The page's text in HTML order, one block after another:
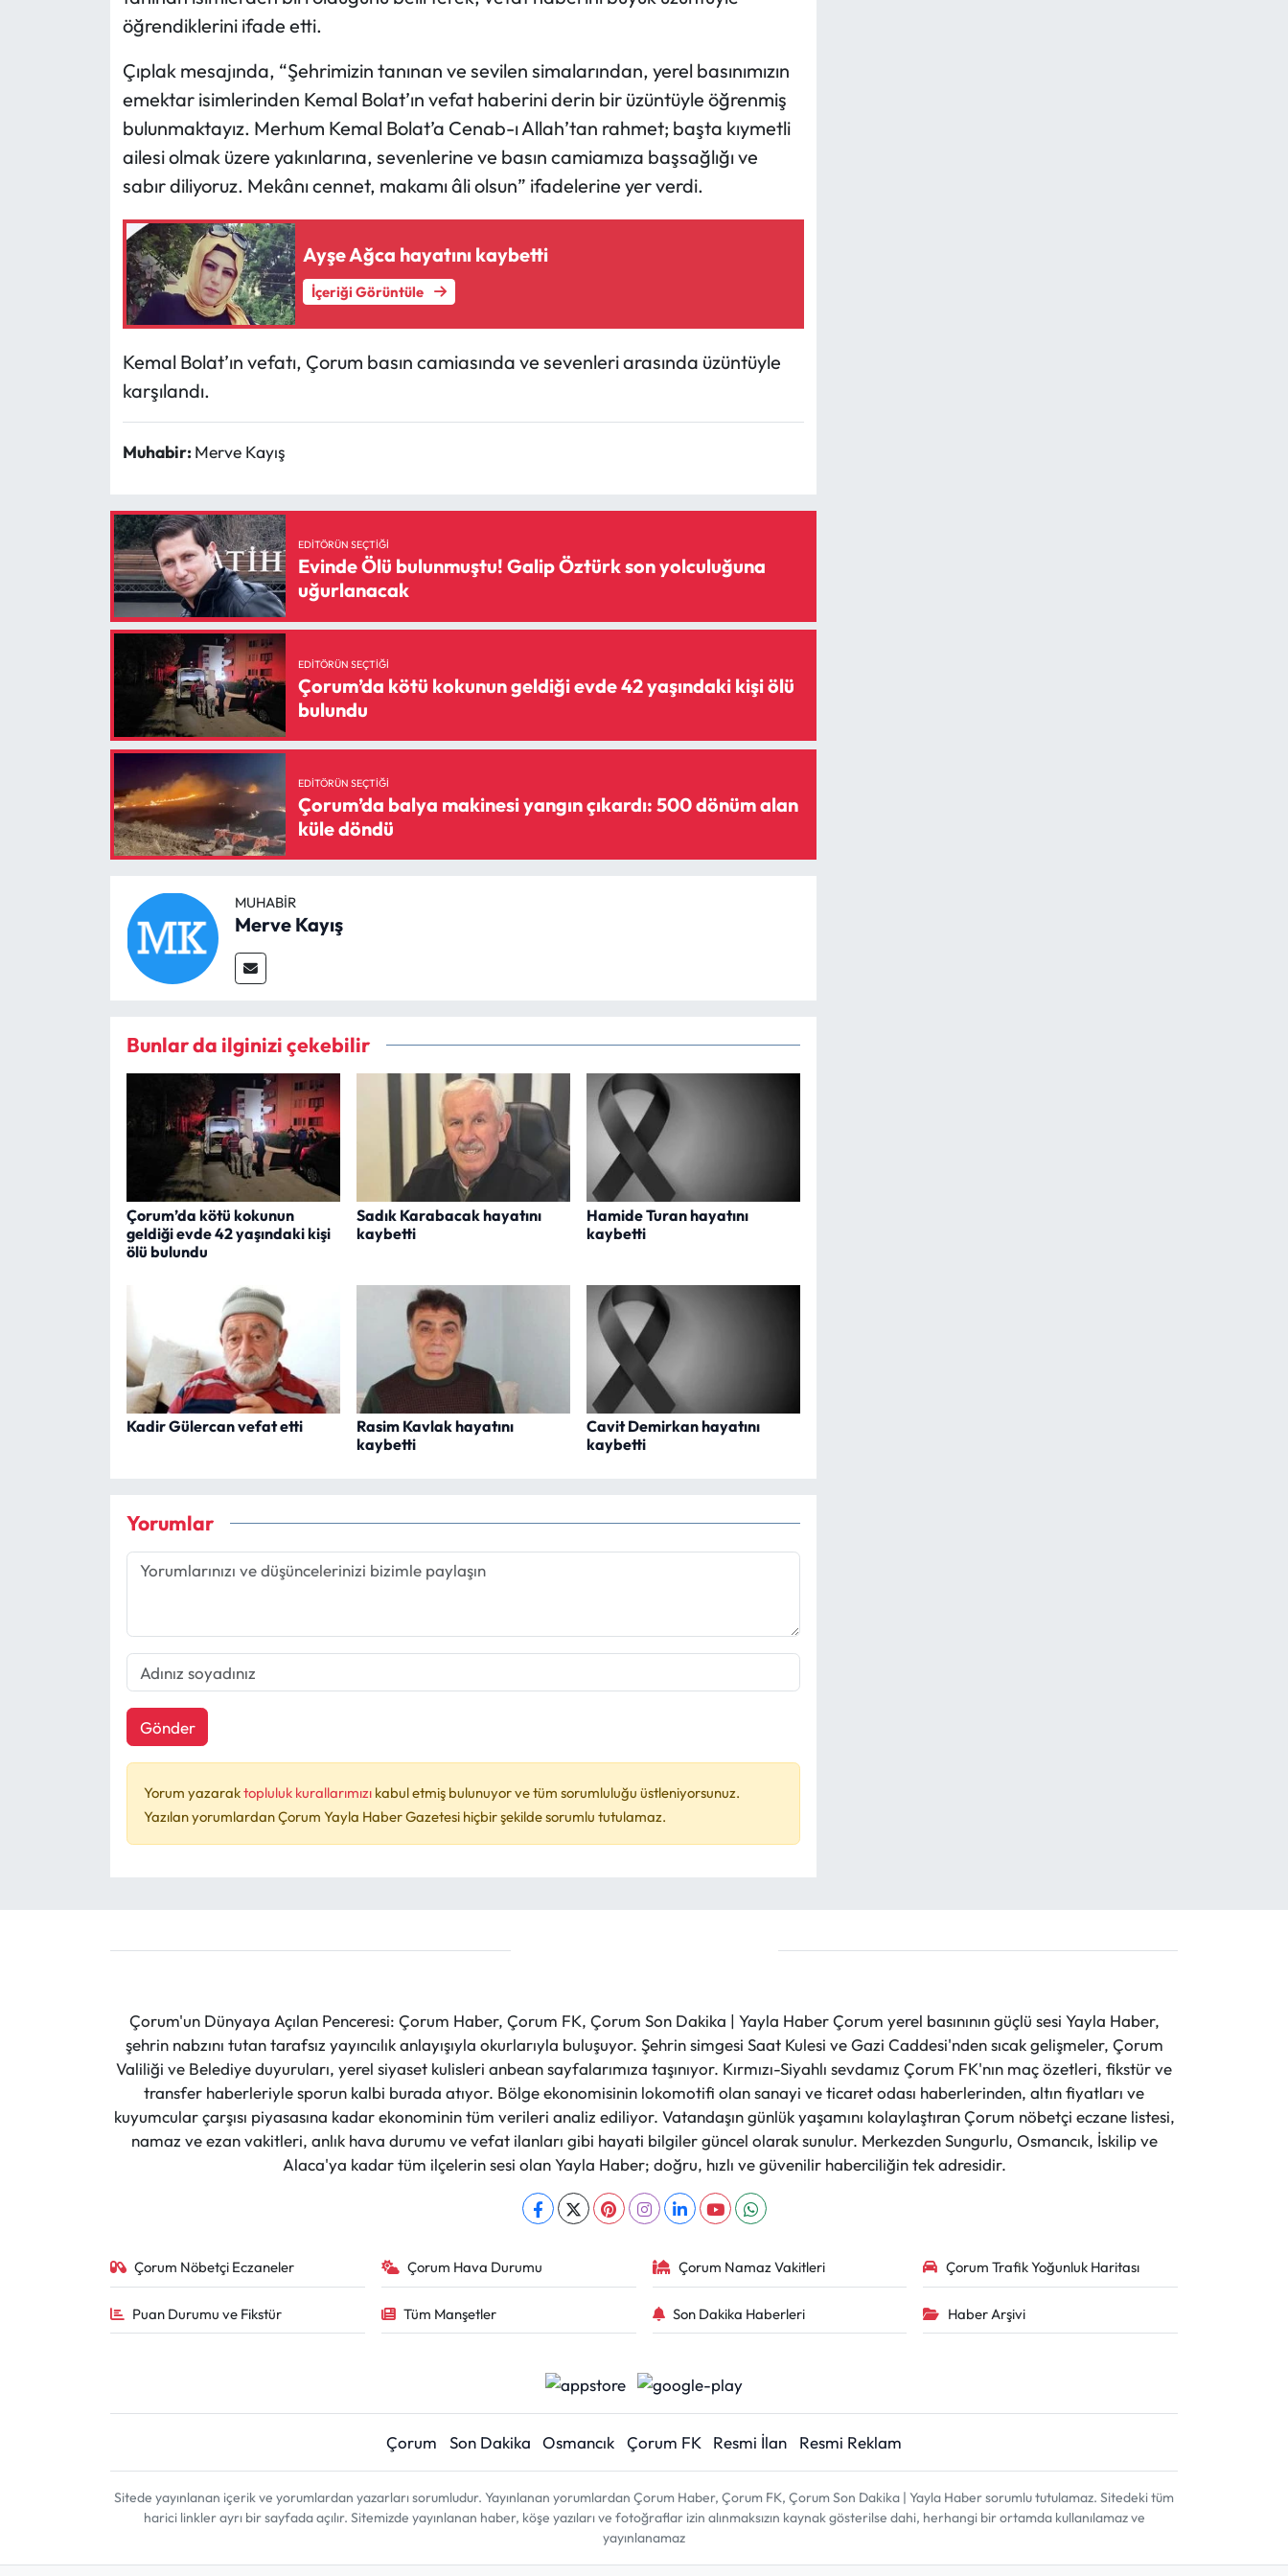
öğrendiklerini ifade etti.
Çıplak mesajında, “Şehrimizin tanınan ve sevilen simalarından, yerel basınımızın
emektar isimlerinden Kemal Bolat’ın vefat haberini derin bir üzüntüyle öğrenmiş
bulunmaktayız. Merhum Kemal Bolat’a Cenab-ı Allah’tan rahmet; başta kıymetli
ailesi olmak üzere yakınlarına, sevenlerine ve basın camiamıza başsağlığı ve
sabır diliyoruz. Mekânı cennet, makamı âli olsun” ifadelerine yer verdi.
Ayşe Ağca hayatını kaybetti
İçeriği Görüntüle
Kemal Bolat’ın vefatı, Çorum basın camiasında ve sevenleri arasında üzüntüyle
karşılandı.
Muhabir: Merve Kayış
EDITÖRÜN SEÇTIĞI
Evinde Ölü bulunmuştu! Galip Öztürk son yolculuğuna
uğurlanacak
EDITÖRÜN SEÇTIĞI
Çorum’da kötü kokunun geldiği evde 42 yaşındaki kişi ölü
bulundu
EDITÖRÜN SEÇTIĞI
Çorum’da balya makinesi yangın çıkardı: 500 dönüm alan
küle döndü
MUHABIR
Merve Kayış
Bunlar da ilginizi çekebilir
Çorum’da kötü kokunun
geldiği evde 42 yaşındaki kişi
ölü bulundu
Sadık Karabacak hayatını
kaybetti
Hamide Turan hayatını
kaybetti
Kadir Gülercan vefat etti
Rasim Kavlak hayatını
kaybetti
Cavit Demirkan hayatını
kaybetti
Yorumlar
Gönder
Yorum yazaraktopluluk kurallarımızı kabul etmiş bulunuyor ve tüm sorumluluğu üstleniyorsunuz.
Yazılan yorumlardan Çorum Yayla Haber Gazetesi hiçbir şekilde sorumlu tutulamaz.
Çorum'un Dünyaya Açılan Penceresi: Çorum Haber, Çorum FK, Çorum Son Dakika | Yayla Haber Çorum yerel basınının güçlü sesi Yayla Haber,
şehrin nabzını tutan tarafsız yayıncılık anlayışıyla okurlarıyla buluşuyor. Şehrin simgesi Saat Kulesi ve Gazi Caddesi'nden sıcak gelişmeler, Çorum
Valiliği ve Belediye duyuruları, yerel siyaset kulisleri anbean sayfalarımıza taşınıyor. Kırmızı-Siyahlı sevdamız Çorum FK'nın maç özetleri, fikstür ve
transfer haberleriyle sporun kalbi burada atıyor. Bölge ekonomisinin lokomotifi olan sanayi ve ticaret odası haberlerinden, altın fiyatları ve
kuyumcular çarşısı piyasasına kadar ekonominin tüm verileri analiz ediliyor. Vatandaşın günlük yaşamını kolaylaştıran Çorum nöbetçi eczane listesi,
namaz ve ezan vakitleri, anlık hava durumu ve vefat ilanları gibi hayati bilgiler güncel olarak sunulur. Merkezden Sungurlu, Osmancık, İskilip ve
Alaca'ya kadar tüm ilçelerin sesi olan Yayla Haber; doğru, hızlı ve güvenilir haberciliğin tek adresidir.
Çorum Nöbetçi Eczaneler Çorum Hava Durumu Çorum Namaz Vakitleri Çorum Trafik Yoğunluk Haritası
Puan Durumu ve Fikstür Tüm Manşetler Son Dakika Haberleri Haber Arşivi
Çorum Son Dakika Osmancık Çorum FK Resmi İlan Resmi Reklam
Sitede yayınlanan içerik ve yorumlardan yazarları sorumludur. Yayınlanan yorumlardan Çorum Haber, Çorum FK, Çorum Son Dakika | Yayla Haber sorumlu tutulamaz. Sitedeki tüm
harici linkler ayrı bir sayfada açılır. Sitemizde yayınlanan haber, köşe yazıları ve fotoğraflar izin alınmaksızın kaynak gösterilse dahi, herhangi bir ortamda kullanılamaz ve
yayınlanamaz
Oğuzlar Haberleri
Ortaköy Haberleri
Osmancık Haberleri
Otomotiv
Resmi İlan
Sungurlu Haberleri
Uğurludağ Haberleri
Yayla Haber
Yemek Tarifleri
Yerel Haberler